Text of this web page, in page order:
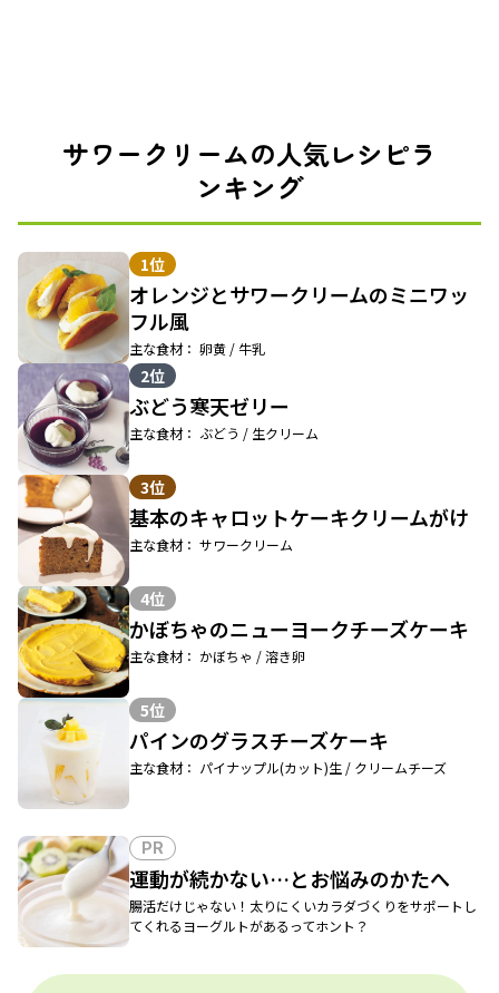
サワークリームの人気レシピラ
ンキング
1位
オレンジとサワークリームのミニワッ
フル風
主な食材： 卵黄 / 牛乳
2位
ぶどう寒天ゼリー
主な食材： ぶどう / 生クリーム
3位
基本のキャロットケーキクリームがけ
主な食材： サワークリーム
4位
かぼちゃのニューヨークチーズケーキ
主な食材： かぼちゃ / 溶き卵
5位
パインのグラスチーズケーキ
主な食材： パイナップル(カット)生 / クリームチーズ
PR
運動が続かない…とお悩みのかたへ
腸活だけじゃない！太りにくいカラダづくりをサポートし
てくれるヨーグルトがあるってホント？